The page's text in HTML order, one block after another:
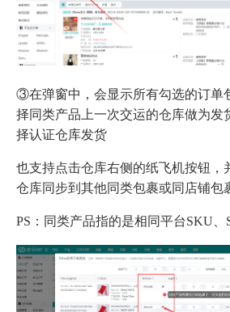
③在弹窗中，会显示所有勾选的订单
择同类产品上一次交运的仓库做为发
择认证仓库发货
也支持点击仓库右侧的纸飞机按钮，
仓库同步到其他同类包裹或同店铺包
PS：同类产品指的是相同平台SKU